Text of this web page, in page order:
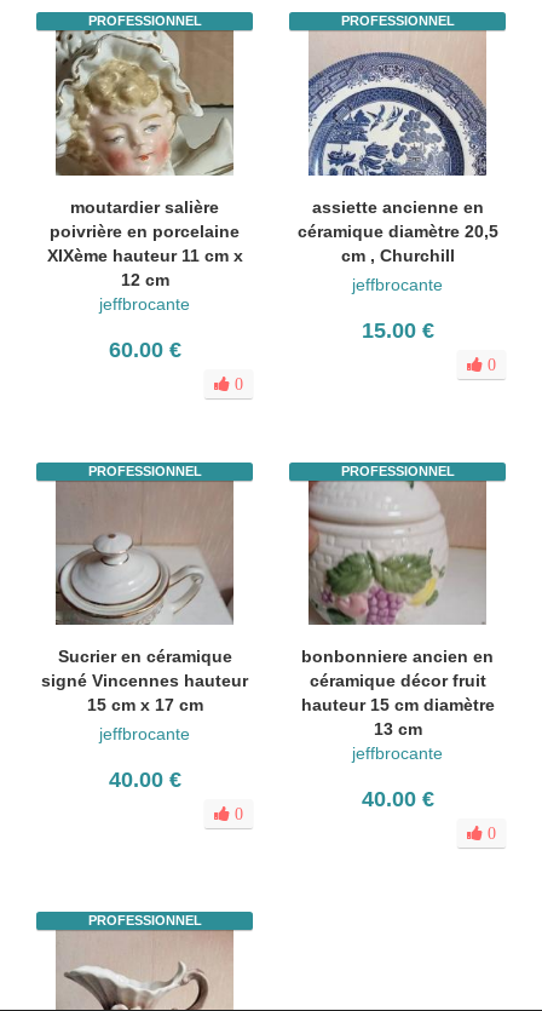
PROFESSIONNEL
moutardier salière
poivrière en porcelaine
XIXème hauteur 11 cm x
12 cm
jeffbrocante
60.00 €
0
PROFESSIONNEL
assiette ancienne en
céramique diamètre 20,5
cm , Churchill
jeffbrocante
15.00 €
0
PROFESSIONNEL
Sucrier en céramique
signé Vincennes hauteur
15 cm x 17 cm
jeffbrocante
40.00 €
0
PROFESSIONNEL
bonbonniere ancien en
céramique décor fruit
hauteur 15 cm diamètre
13 cm
jeffbrocante
40.00 €
0
PROFESSIONNEL